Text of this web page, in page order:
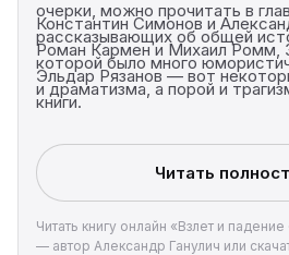
очерки, можно прочитать в
рассказывающих об общей
которой было много
и драматизма, а порой и
Константин Симонов и
Роман Кармен и Михаил Ромм,
Эльдар Рязанов — вот
книги.
Читать
Читать книгу онлайн «Взлет и
— автор Александр Ганулич или